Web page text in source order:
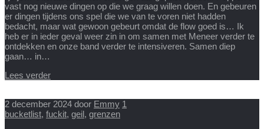
vast nog nieuwe dingen op die we graag willen doen. En gebeuren
er dingen tijdens ons spel die we van te voren niet hadden
bedacht, maar wat gewoon gebeurt omdat de flow goed is… Ik
heb er in ieder geval weer zin in om samen met Meneer verder te
ontdekken en onze band verder te intensiveren. Samen diep
gaan… in…
Lees verder
2 december 2024 door Emmy 1
bucketlist, fuckit, geil, grenzen